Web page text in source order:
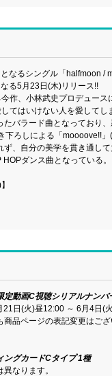
なるシングル「halfmoon /
る5月23日(木)リリース!!
作、小林武史プロデュー
てはいけない人を愛してし
たバラード曲となっており
下ろしによる「moooove!!
ず、自分の美学を貫き通し
ダンス曲となっている。
定動画C視聴シリアルナンバ
21日(火)昼12:00 ～ 6月4日(
品ページの表記変更はご
ングカードCタイプ 1種
なります。